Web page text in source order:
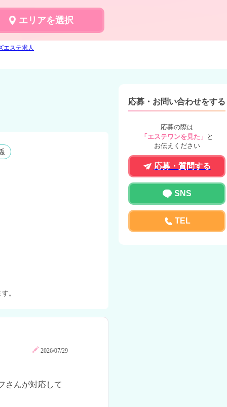
エリアを選択
エステ求人
応募・お問い合わせをする
応募の際は
「エステワンを見た」 と
お伝えください
応募・質問する
SNS
TEL
。
2026/07/29
さんが対応して